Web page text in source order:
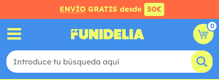
ENVÍO GRATIS desde 50€
0